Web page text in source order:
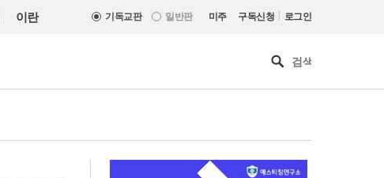
이란 기독교판 일반판 미주 구독신청 | 로그인